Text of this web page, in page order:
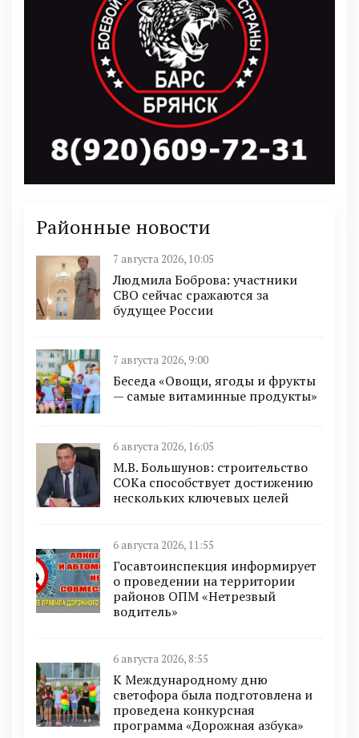
Районные новости
7 августа 2026, 10:05
Людмила Боброва: участники
СВО сейчас сражаются за
будущее России
7 августа 2026, 9:00
Беседа «Овощи, ягоды и фрукты
— самые витаминные продукты»
6 августа 2026, 16:05
М.В. Большунов: строительство
СОКа способствует достижению
нескольких ключевых целей
6 августа 2026, 11:55
Госавтоинспекция информирует
о проведении на территории
районов ОПМ «Нетрезвый
водитель»
6 августа 2026, 8:55
К Международному дню
светофора была подготовлена и
проведена конкурсная
программа «Дорожная азбука»